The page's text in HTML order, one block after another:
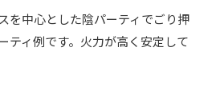
を中心とした陰パーティでごり押
ティ例です。火力が高く安定して